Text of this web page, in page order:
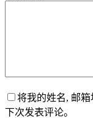
将我的姓名, 邮
下次发表评论。